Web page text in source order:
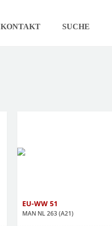
KONTAKT SUCHE
EU-WW 51
MAN NL 263 (A21)